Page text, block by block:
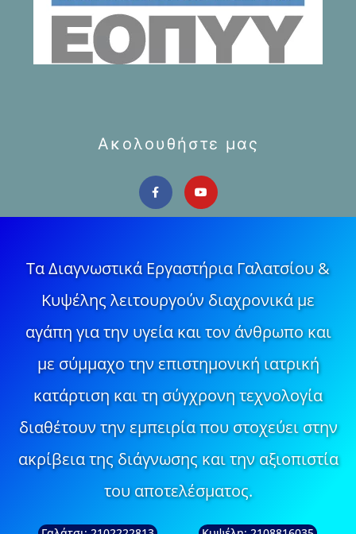
Ακολουθήστε μας
Τα Διαγνωστικά Εργαστήρια Γαλατσίου &
Κυψέλης λειτουργούν διαχρονικά με
αγάπη για την υγεία και τον άνθρωπο και
με σύμμαχο την επιστημονική ιατρική
κατάρτιση και τη σύγχρονη τεχνολογία
διαθέτουν την εμπειρία που στοχεύει στην
ακρίβεια της διάγνωσης και την αξιοπιστία
του αποτελέσματος.